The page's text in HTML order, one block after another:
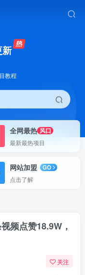
教程
全网最热 风口
最新最热项目
网站加盟
GO
点击了解
频点赞18.9W，
关注